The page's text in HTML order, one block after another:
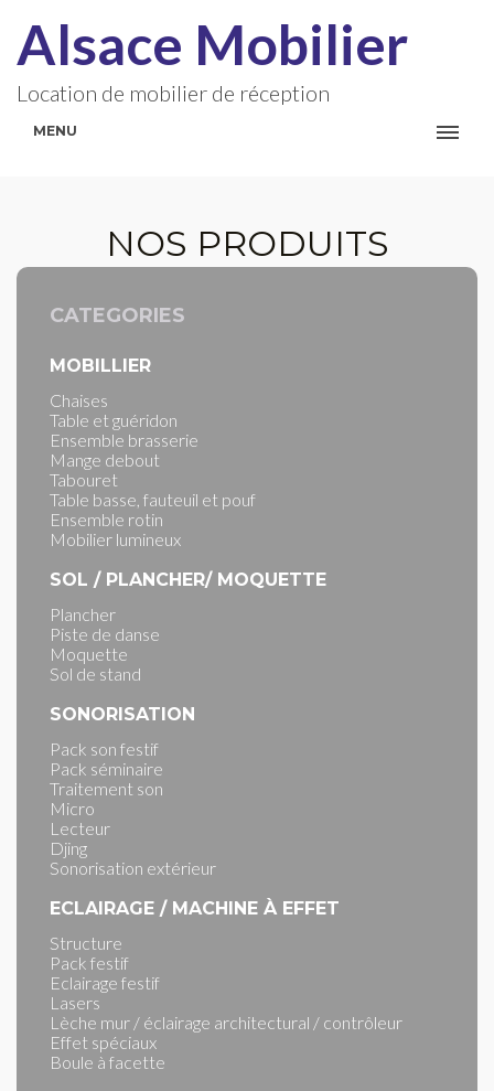
Alsace Mobilier
Location de mobilier de réception
MENU
NOS PRODUITS
CATEGORIES
MOBILLIER
Chaises
Table et guéridon
Ensemble brasserie
Mange debout
Tabouret
Table basse, fauteuil et pouf
Ensemble rotin
Mobilier lumineux
SOL / PLANCHER/ MOQUETTE
Plancher
Piste de danse
Moquette
Sol de stand
SONORISATION
Pack son festif
Pack séminaire
Traitement son
Micro
Lecteur
Djing
Sonorisation extérieur
ECLAIRAGE / MACHINE À EFFET
Structure
Pack festif
Eclairage festif
Lasers
Lèche mur / éclairage architectural / contrôleur
Effet spéciaux
Boule à facette